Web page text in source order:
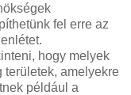
fel erre az
hogy melyek
területek, amelyekre
például a